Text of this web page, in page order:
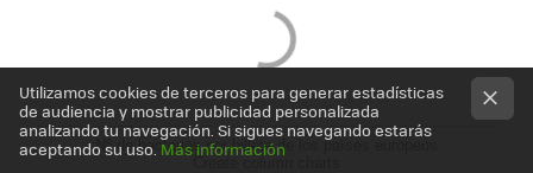
Nº de bacterias por billete de los países europeos
Utilizamos cookies de terceros para generar estadísticas
de audiencia y mostrar publicidad personalizada
analizando tu navegación. Si sigues navegando estarás
aceptando su uso. Más información